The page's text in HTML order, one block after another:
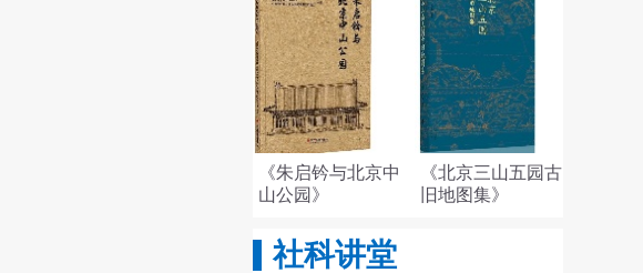
《朱启钤与北京中
山公园》
《北京三山五园古
旧地图集》
社科讲堂